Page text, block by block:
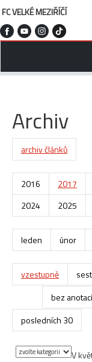
FC VELKÉ MEZIŘÍČÍ
Archiv
archiv článků
2016 2017
2024
2025
leden únor
vzestupně
bez anotací
posledních 30
V